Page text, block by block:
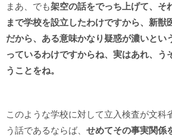
まあ、でも架空の話をでっち上げて、そ
まで学校を設立したわけですから、新獣
だから、ある意味かなり疑惑が濃いとい
っているわけですからね、実はあれ、う
うことをね。
このような学校に対して立入検査が文科
う話であるならば、 せめてその事実関係